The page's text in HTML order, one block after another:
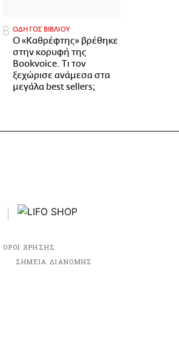
ΟΔΗΓΟΣ ΒΙΒΛΙΟΥ
Ο «Καθρέφτης» βρέθηκε
στην κορυφή της
Bookvoice. Τι τον
ξεχώρισε ανάμεσα στα
μεγάλα best sellers;
ΟΡΟΙ ΧΡΗΣΗΣ
ΣΗΜΕΙΑ ΔΙΑΝΟΜΗΣ